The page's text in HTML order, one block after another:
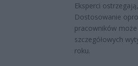
Eksperci
Dostosowanie
pracowników
szczegółowych
roku.